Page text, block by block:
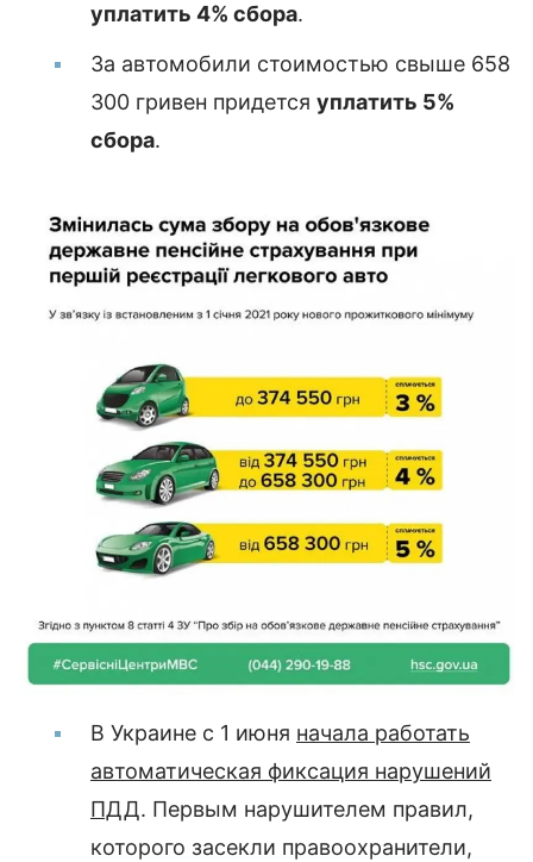
уплатить 4% сбора.
За автомобили стоимостью свыше 658
300 гривен придется уплатить 5%
сбора.
В Украине с 1 июня начала работать
автоматическая фиксация нарушений
ПДД. Первым нарушителем правил,
которого засекли правоохранители,